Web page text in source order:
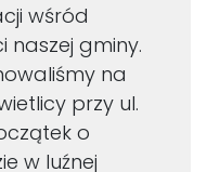
wśród
naszej gminy.
na
przy ul.
o
w luźnej